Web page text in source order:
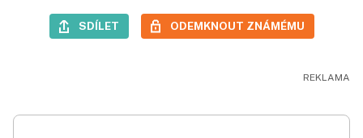
SDÍLET ODEMKNOUT ZNÁMÉMU